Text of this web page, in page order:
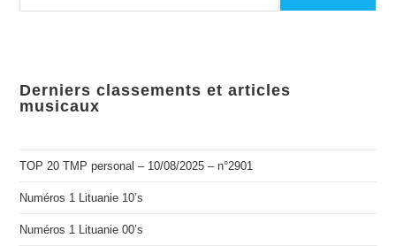
Derniers classements et articles
musicaux
TOP 20 TMP personal – 10/08/2025 – n°2901
Numéros 1 Lituanie 10’s
Numéros 1 Lituanie 00’s